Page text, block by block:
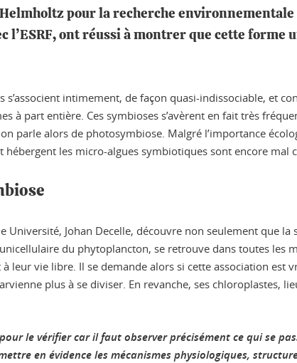
pour la recherche
l’ESRF, ont réussi à montrer que cette
intimement, de façon quasi-indissociable, et
à part entière. Ces symbioses s’avèrent en fait très
parle alors de photosymbiose. Malgré l’importance
les micro-algues symbiotiques sont encore mal
Université, Johan Decelle, découvre non seulement que
du phytoplancton, se retrouve dans toutes les
leur vie libre. Il se demande alors si cette association est
plus à se diviser. En revanche, ses
le vérifier car il faut observer précisément ce qui se
en évidence les mécanismes physiologiques,